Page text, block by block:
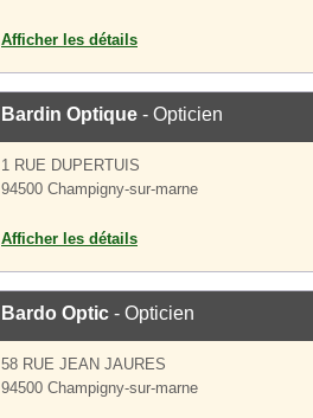
Afficher les détails
Bardin Optique - Opticien
1 RUE DUPERTUIS
94500 Champigny-sur-marne
Afficher les détails
Bardo Optic - Opticien
58 RUE JEAN JAURES
94500 Champigny-sur-marne